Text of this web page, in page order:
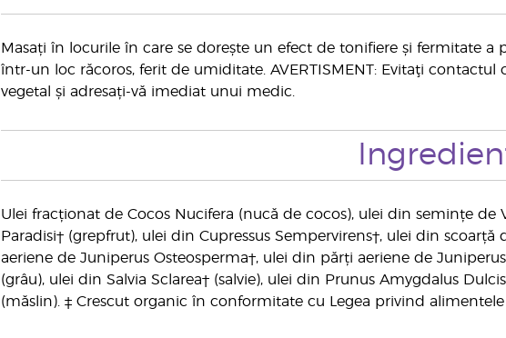
Masați în locurile în care se dorește un efect de tonifiere și fermitate a
într-un loc răcoros, ferit de umiditate. AVERTISMENT: Evitaţi
vegetal și adresați-vă imediat unui medic.
Ulei fracționat de Cocos Nucifera (nucă de cocos), ulei din semințe de
Paradisi† (grepfrut), ulei din Cupressus Sempervirens†, ulei din
aeriene de Juniperus Osteosperma†, ulei din părți aeriene de
(grâu), ulei din Salvia Sclarea† (salvie), ulei din Prunus Amygdalus
(măslin). ‡ Crescut organic în conformitate cu Legea privind